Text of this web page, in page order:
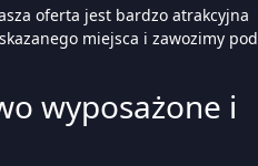
oferta jest bardzo atrakcyjna
miejsca i zawozimy pod
wyposażone i